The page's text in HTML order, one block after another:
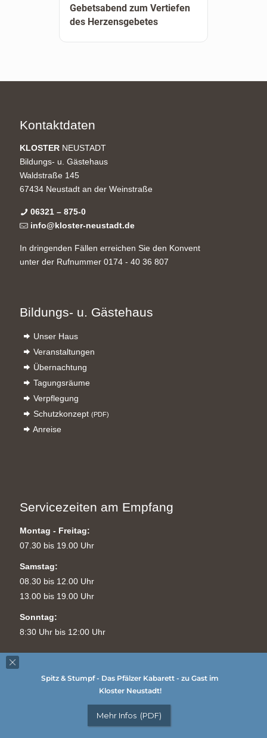
Gebetsabend zum Vertiefen
des Herzensgebetes
Kontaktdaten
KLOSTER NEUSTADT
Bildungs- u. Gästehaus
Waldstraße 145
67434 Neustadt an der Weinstraße
06321 – 875-0
info@kloster-neustadt.de
In dringenden Fällen erreichen Sie den Konvent
unter der Rufnummer 0174 - 40 36 807
Bildungs- u. Gästehaus
Unser Haus
Veranstaltungen
Übernachtung
Tagungsräume
Verpflegung
Schutzkonzept (PDF)
Anreise
Servicezeiten am Empfang
Montag - Freitag:
07.30 bis 19.00 Uhr
Samstag:
08.30 bis 12.00 Uhr
13.00 bis 19.00 Uhr
Sonntag:
8:30 Uhr bis 12:00 Uhr
Barrierefreiheitserklärung|Impressum
Spitz & Stumpf - Das Pfälzer Kabarett - zu Gast im
Kloster Neustadt!
Mehr Infos (PDF)